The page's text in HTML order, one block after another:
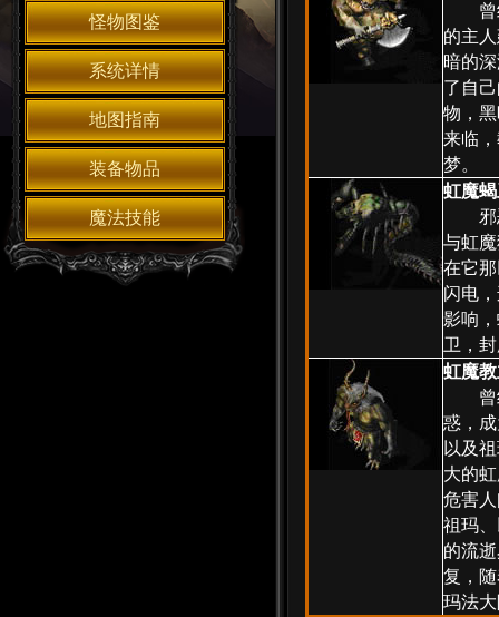
怪物图鉴
系统详情
地图指南
装备物品
魔法技能
曾经
的主
暗的
了自
物，
来临
梦。
虹魔
邪恶
与虹
在它
闪电
影响
卫，
虹魔
曾经
惑，
以及
大的
危害
祖玛
的流
复，
玛法